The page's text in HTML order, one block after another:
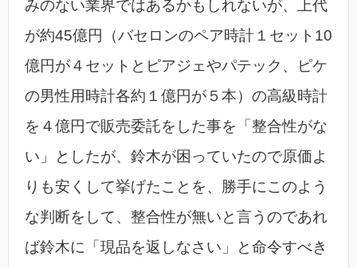
みのない業界ではあるかもしれないが、上代
が約45億円（バセロンのペア時計１セット10
億円が４セットとピアジェやパテック、ピケ
の男性用時計各約１億円が５本）の高級時計
を４億円で販売委託をした事を「整合性がな
い」としたが、鈴木が困っていたので原価よ
りも安くして挙げたことを、勝手にこのよう
な判断をして、整合性が無いと言うのであれ
ば鈴木に「現品を返しなさい」と命令すべき